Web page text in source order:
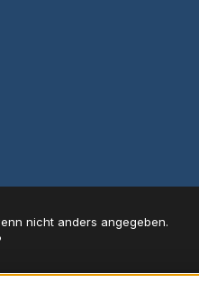
nicht anders angegeben.